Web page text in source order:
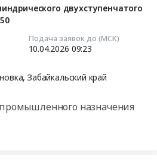
двухступенчатого
Подача заявок до (МСК)
10.04.2026 09:23
Забайкальский край
назначения